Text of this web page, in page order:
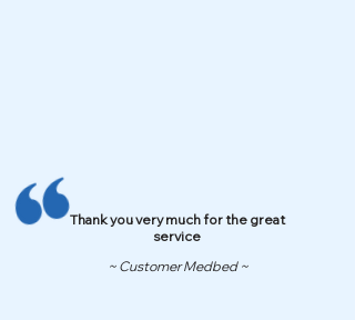
Thank you very much for the great
service
~ Customer Medbed ~